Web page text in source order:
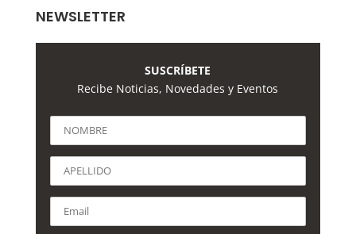
NEWSLETTER
SUSCRÍBETE
Recibe Noticias, Novedades y Eventos